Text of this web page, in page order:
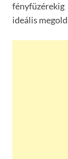
ideális